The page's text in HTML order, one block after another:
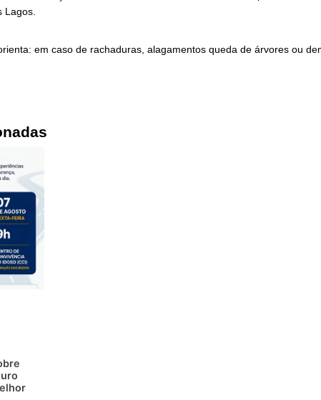
Lagos.
em caso de rachaduras, alagamentos queda de árvores ou